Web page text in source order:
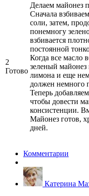
2
Готово
Делаем майонез
Сначала
соли, затем,
понемногу
взбивается
постоянной
Когда все масло
зеленый
лимона и еще
должен немного
Теперь
чтобы довести
консистенции.
Майонез готов,
дней.
Комментарии
Катерина